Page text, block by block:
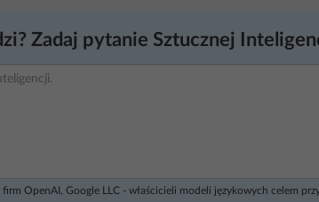
Zadaj pytanie Sztucznej
firm OpenAI, Google LLC - właścicieli modeli językowych celem